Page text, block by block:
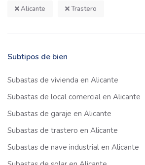
Alicante Trastero
Subtipos de bien
Subastas de vivienda en Alicante
Subastas de local comercial en Alicante
Subastas de garaje en Alicante
Subastas de trastero en Alicante
Subastas de nave industrial en Alicante